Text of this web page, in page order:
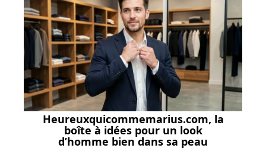
Heureuxquicommemarius.com, la
boîte à idées pour un look
d’homme bien dans sa peau